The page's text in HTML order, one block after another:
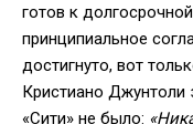
готов к
принципиальное
достигнуто, вот
Кристиано Джунтоли
«Сити» не было: